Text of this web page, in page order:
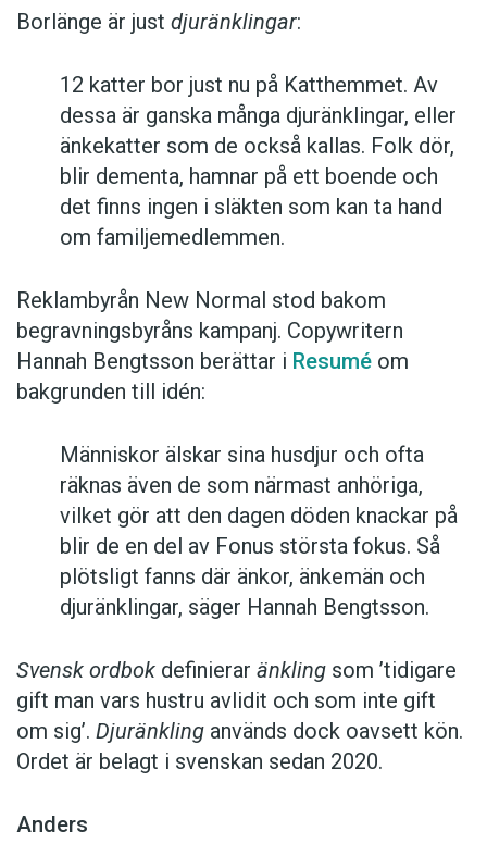
Borlänge är just djuränklingar:
12 katter bor just nu på Katthemmet. Av
dessa är ganska många djuränklingar, eller
änkekatter som de också kallas. Folk dör,
blir dementa, hamnar på ett boende och
det finns ingen i släkten som kan ta hand
om familjemedlemmen.
Reklambyrån New Normal stod bakom
begravningsbyråns kampanj. Copywritern
Hannah Bengtsson berättar i Resumé om
bakgrunden till idén:
Människor älskar sina husdjur och ofta
räknas även de som närmast anhöriga,
vilket gör att den dagen döden knackar på
blir de en del av Fonus största fokus. Så
plötsligt fanns där änkor, änkemän och
djuränklingar, säger Hannah Bengtsson.
Svensk ordbok definierar änkling som ’tidigare
gift man vars hustru av­lidit och som inte gift
om sig’. Djuränkling används dock oavsett kön.
Ordet är belagt i svenskan sedan 2020.
Anders